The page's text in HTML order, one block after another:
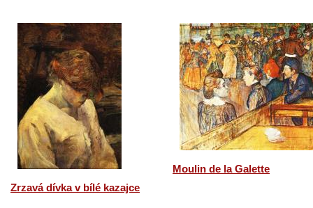
Zrzavá dívka v bílé kazajce
Moulin de la Galette